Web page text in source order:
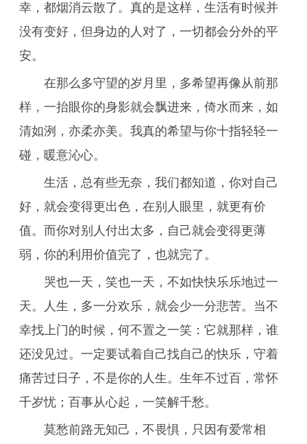
幸，都烟消云散了。真的是这样，生活有时候并
没有变好，但身边的人对了，一切都会分外的平
安。
在那么多守望的岁月里，多希望再像从前那
样，一抬眼你的身影就会飘进来，倚水而来，如
清如洌，亦柔亦美。我真的希望与你十指轻轻一
碰，暖意沁心。
生活，总有些无奈，我们都知道，你对自己
好，就会变得更出色，在别人眼里，就更有价
值。而你对别人付出太多，自己就会变得更薄
弱，你的利用价值完了，也就完了。
哭也一天，笑也一天，不如快快乐乐地过一
天。人生，多一分欢乐，就会少一分悲苦。当不
幸找上门的时候，何不置之一笑：它就那样，谁
还没见过。一定要试着自己找自己的快乐，守着
痛苦过日子，不是你的人生。生年不过百，常怀
千岁忧；百事从心起，一笑解千愁。
莫愁前路无知己，不畏惧，只因有爱常相